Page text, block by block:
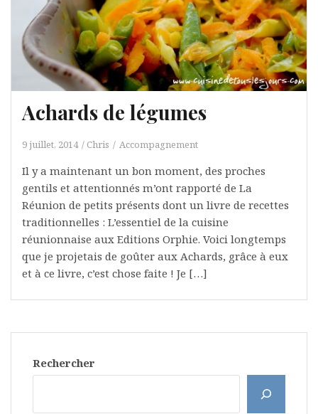
Achards de légumes
9 juillet, 2014 Chris Accompagnement
Il y a maintenant un bon moment, des proches
gentils et attentionnés m’ont rapporté de La
Réunion de petits présents dont un livre de recettes
traditionnelles : L’essentiel de la cuisine
réunionnaise aux Editions Orphie. Voici longtemps
que je projetais de goûter aux Achards, grâce à eux
et à ce livre, c’est chose faite ! Je […]
Rechercher